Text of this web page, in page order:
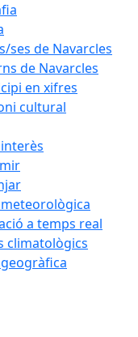
ses de Navarcles
de Navarcles
en xifres
cultural
a temps real
climatològics